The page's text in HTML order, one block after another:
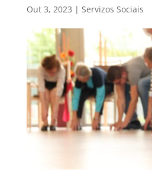
Out 3, 2023 | Servizos Sociais